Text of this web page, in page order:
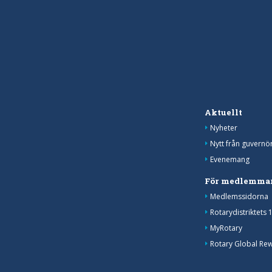
Aktuellt
Nyheter
Nytt från
Evenemang
För
Medlemssidorna
Rotarydistriktets
MyRotary
Rotary Global